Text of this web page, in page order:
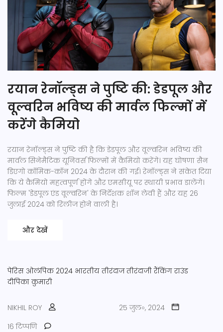
रयान रेनॉल्ड्स ने पुष्टि की: डेडपूल और
वूल्वरिन भविष्य की मार्वल फिल्मों में
करेंगे कैमियो
रयान रेनॉल्ड्स ने पुष्टि की है कि डेडपूल और वूल्वरिन भविष्य की
मार्वल सिनेमैटिक यूनिवर्स फिल्मों में कैमियो करेंगे। यह घोषणा सैन
डिएगो कॉमिक-कॉन 2024 के दौरान की गई। रेनॉल्ड्स ने संकेत दिया
कि ये कैमियो महत्वपूर्ण होंगे और एमसीयू पर स्थायी प्रभाव डालेंगे।
फिल्म 'डेडपूल एंड वूल्वरिन' के निर्देशक शॉन लेवी हैं और यह 26
जुलाई 2024 को रिलीज होने वाली है।
और देखें
पेरिस ओलंपिक 2024 भारतीय तीरंदाज तीरंदाजी रैंकिंग राउंड
दीपिका कुमारी
NIKHIL ROY
25 जुल॰, 2024
16 टिप्पणि